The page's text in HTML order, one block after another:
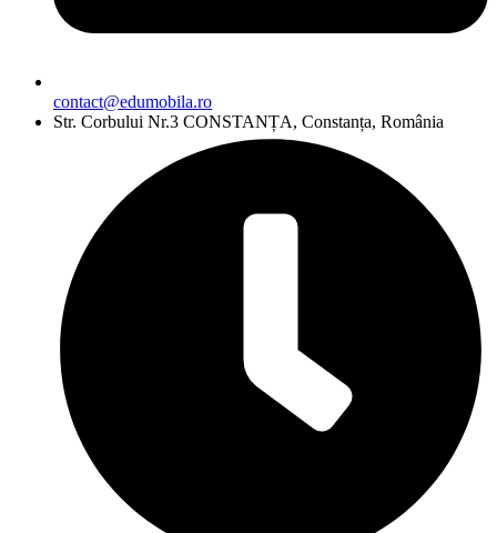
contact@edumobila.ro
Str. Corbului Nr.3 CONSTANȚA, Constanța, România